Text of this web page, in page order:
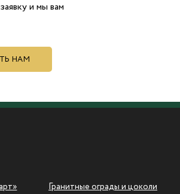
и мы вам
НАМ
Гранитные ограды и цоколи